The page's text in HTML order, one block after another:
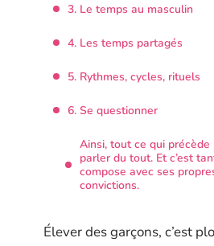
3. Le temps au masculin
4. Les temps partagés
5. Rythmes, cycles, rituels
6. Se questionner
Ainsi, tout ce qui
parler du tout. Et c’est
compose avec ses
convictions.
Élever des garçons, c’est